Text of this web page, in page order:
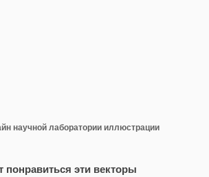
научной лаборатории иллюстрации
понравиться эти векторы